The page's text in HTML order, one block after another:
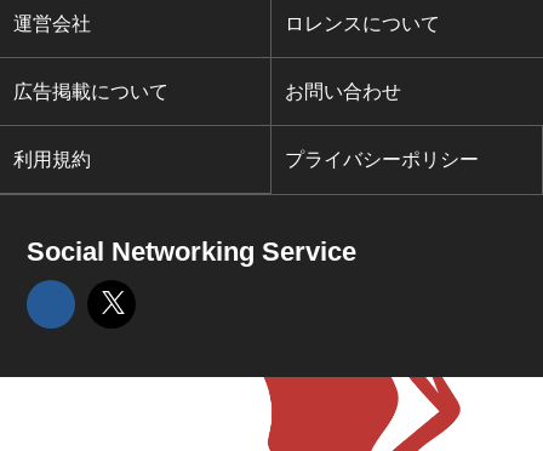
運営会社 ロレンスについて
広告掲載について お問い合わせ
利用規約 プライバシーポリシー
Social Networking Service